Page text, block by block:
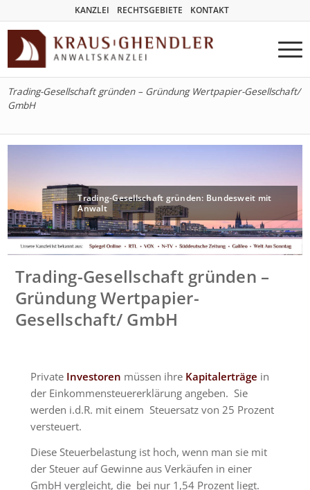
KANZLEI RECHTSGEBIETE KONTAKT
Trading-Gesellschaft gründen – Gründung Wertpapier-Gesellschaft/
GmbH
Trading-Gesellschaft gründen: Bundesweit mit
Anwalt
Trading-Gesellschaft gründen –
Gründung Wertpapier-
Gesellschaft/ GmbH
Private Investoren müssen ihre Kapitalerträge in
der Einkommensteuererklärung angeben. Sie
werden i.d.R. mit einem Steuersatz von 25 Prozent
versteuert.
Diese Steuerbelastung ist hoch, wenn man sie mit
der Steuer auf Gewinne aus Verkäufen in einer
GmbH vergleicht, die bei nur 1,54 Prozent liegt.